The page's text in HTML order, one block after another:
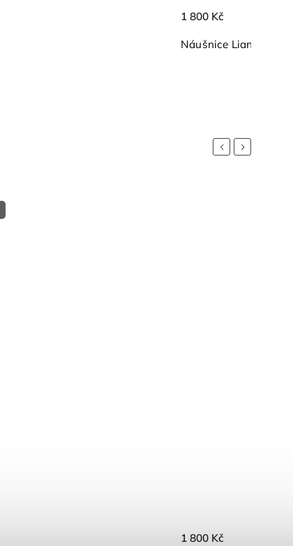
Náušnice Liana
1 800 Kč
Previous
1 800 Kč
Next